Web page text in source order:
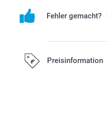
Fehler gemacht?
Preisinformation